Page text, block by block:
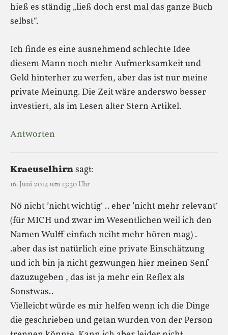
hieß es ständig „ließ doch erst mal das ganze Buch
selbst“.
Ich finde es eine ausnehmend schlechte Idee
diesem Mann noch mehr Aufmerksamkeit und
Geld hinterher zu werfen, aber das ist nur meine
private Meinung. Die Zeit wäre anderswo besser
investiert, als im Lesen alter Stern Artikel.
Antworten
Kraeuselhirnsagt:
16. Juni 2014 um 13:30 Uhr
Nö nicht ’nicht wichtig‘ .. eher ’nicht mehr relevant‘
(für MICH und zwar im Wesentlichen weil ich den
Namen Wulff einfach nciht mehr hören mag) .
.aber das ist natürlich eine private Einschätzung
und ich bin ja nicht gezwungen hier meinen Senf
dazuzugeben , das ist ja mehr ein Reflex als
Sonstwas..
Vielleicht würde es mir helfen wenn ich die Dinge
die geschrieben und getan wurden von der Person